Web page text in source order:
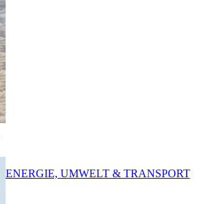
ENERGIE, UMWELT & TRANSPORT